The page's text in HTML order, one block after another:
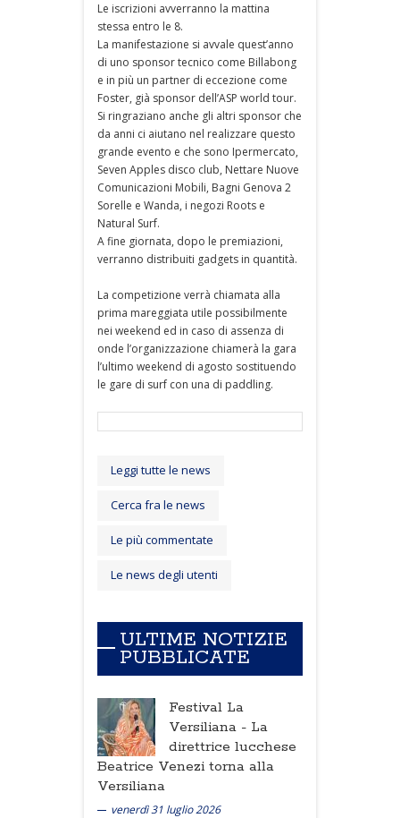
Le iscrizioni avverranno la mattina
stessa entro le 8.
La manifestazione si avvale quest’anno
di uno sponsor tecnico come Billabong
e in più un partner di eccezione come
Foster, già sponsor dell’ASP world tour.
Si ringraziano anche gli altri sponsor che
da anni ci aiutano nel realizzare questo
grande evento e che sono Ipermercato,
Seven Apples disco club, Nettare Nuove
Comunicazioni Mobili, Bagni Genova 2
Sorelle e Wanda, i negozi Roots e
Natural Surf.
A fine giornata, dopo le premiazioni,
verranno distribuiti gadgets in quantità.
La competizione verrà chiamata alla
prima mareggiata utile possibilmente
nei weekend ed in caso di assenza di
onde l’organizzazione chiamerà la gara
l’ultimo weekend di agosto sostituendo
le gare di surf con una di paddling.
Leggi tutte le news
Cerca fra le news
Le più commentate
Le news degli utenti
ULTIME NOTIZIE
PUBBLICATE
Festival La
Versiliana - La
direttrice lucchese
Beatrice Venezi torna alla
Versiliana
venerdì 31 luglio 2026